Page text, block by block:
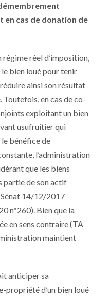
en cas de donation de
régime réel d’imposition,
bien loué pour tenir
ainsi son résultat
en cas de co-
exploitant un bien
usufruitier qui
bénéfice de
l’administration
que les biens
partie de son actif
14/12/2017
n°260). Bien que la
en sens contraire (TA
maintient
anticiper sa
propriété d’un bien loué